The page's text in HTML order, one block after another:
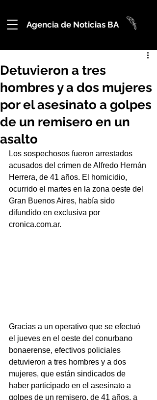
Agencia de Noticias BA
Detuvieron a tres
hombres y a dos mujeres
por el asesinato a golpes
de un remisero en un
asalto
Los sospechosos fueron arrestados
acusados del crimen de Alfredo Hernán
Herrera, de 41 años. El homicidio,
ocurrido el martes en la zona oeste del
Gran Buenos Aires, había sido
difundido en exclusiva por
cronica.com.ar.
Gracias a un operativo que se efectuó
el jueves en el oeste del conurbano
bonaerense, efectivos policiales
detuvieron a tres hombres y a dos
mujeres, que están sindicados de
haber participado en el asesinato a
golpes de un remisero, de 41 años, a